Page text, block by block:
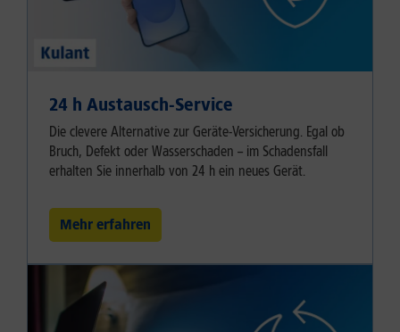
24 h Austausch-Service
Die clevere Alternative zur Geräte-Versicherung. Egal ob
Bruch, Defekt oder Wasserschaden – im Schadensfall
erhalten Sie innerhalb von 24 h ein neues Gerät.
Mehr erfahren